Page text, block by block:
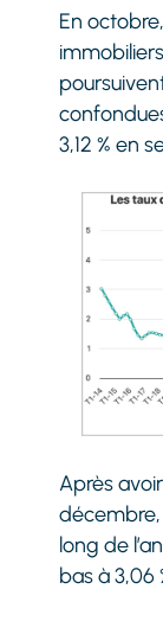
En
3,12 % en
Après
décembre,
long de
bas à 3,06